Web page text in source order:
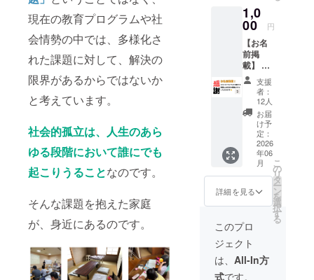
現在の教育プログラムや社
会情勢の中では、多様化さ
れた課題に対して、解決の
限界があるからではないか
と考えています。
社会的孤立は、人生のあら
ゆる段階において誰にでも
起こりうることなのです。
そんな課題を抱えた家庭
が、身近にあるのです。
て、お
礼の
メッ
セージ
をお送
りしま
す。
1,0
00 円
【お名
前掲
載】 HP
と実際
の居場
所に、
支援者
様のお
名前
（ニッ
クネー
ム）を
掲載し
ます。
・掲載
期間：
活動が
続くま
で ・掲
載方
法：文
支援
者：
12人
お届
け予
定：
2026
年06
月
詳細を見る
こ
の
リ
タ
ー
ン
を
選
択
す
る
このプロ
ジェクト
は、 All-In方
式です。